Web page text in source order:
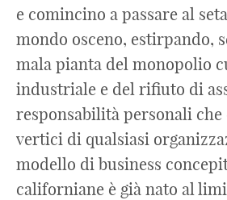
e comincino a passare al
mondo osceno, estirpando,
mala pianta del monopolio
industriale e del rifiuto di
responsabilità personali che
vertici di qualsiasi
modello di business
californiane è già nato al